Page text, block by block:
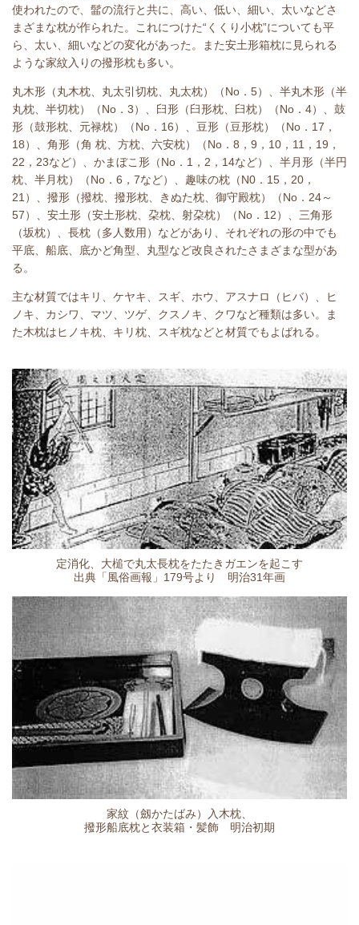
使われたので、髷の流行と共に、高い、低い、細い、太いなどさ
まざまな枕が作られた。これにつけた“くくり小枕”についても平
ら、太い、細いなどの変化があった。また安土形箱枕に見られる
ような家紋入りの撥形枕も多い。
丸木形（丸木枕、丸太引切枕、丸太枕）（No．5）、半丸木形（半
丸枕、半切枕）（No．3）、臼形（臼形枕、臼枕）（No．4）、鼓
形（鼓形枕、元禄枕）（No．16）、豆形（豆形枕）（No．17，
18）、角形（角 枕、方枕、六安枕）（No．8，9，10，11，19，
22，23など）、かまぼこ形（No．1，2，14など）、半月形（半円
枕、半月枕）（No．6，7など）、趣味の枕（N0．15，20，
21）、撥形（撥枕、撥形枕、きぬた枕、御守殿枕）（No．24～
57）、安土形（安土形枕、朶枕、射朶枕）（No．12）、三角形
（坂枕）、長枕（多人数用）などがあり、それぞれの形の中でも
平底、船底、底かど角型、丸型など改良されたさまざまな型があ
る。
主な材質ではキリ、ケヤキ、スギ、ホウ、アスナロ（ヒバ）、ヒ
ノキ、カシワ、マツ、ツゲ、クスノキ、クワなど種類は多い。ま
た木枕はヒノキ枕、キリ枕、スギ枕などと材質でもよばれる。
定消化、 大槌で丸太長枕をたたきガエンを起こす
出典「風俗画報」179号より 明治31年画
家紋（劔かたばみ）入木枕、
撥形船底枕と衣装箱・髪飾 明治初期